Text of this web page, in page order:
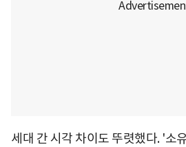
세대 간 시각 차이도 뚜렷했다. '소